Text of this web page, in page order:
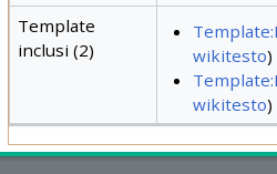
Template
inclusi (2)
wikitesto)
wikitesto)